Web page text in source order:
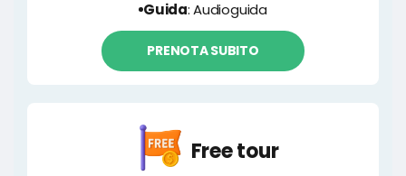
Guida: Audioguida
PRENOTA SUBITO
Free tour